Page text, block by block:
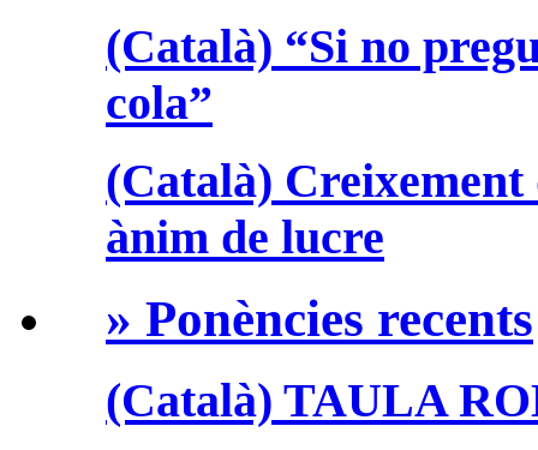
(Català) “Si no
cola”
(Català) Creixement
ànim de lucre
» Ponències recents
(Català) TAULA